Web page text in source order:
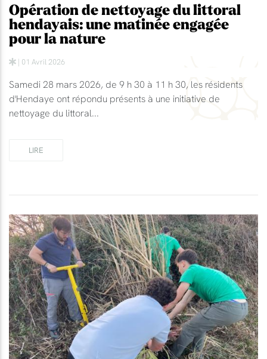
Opération de nettoyage du littoral
hendayais: une matinée engagée
pour la nature
| 01 Avril 2026
Samedi 28 mars 2026, de 9 h 30 à 11 h 30, les résidents
d'Hendaye ont répondu présents à une initiative de
nettoyage du littoral...
LIRE